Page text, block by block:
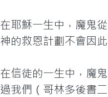
在耶穌一生中，魔鬼
神的救恩計劃不會因
在信徒的一生中，魔
過我們（哥林多後書